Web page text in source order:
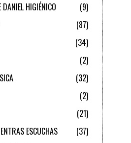
DANIEL HIGIÉNICO
9
87
34
2
32
2
21
ESCUCHAS
37